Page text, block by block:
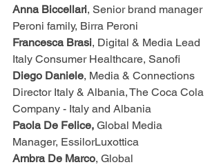
Anna Biccellari, Senior brand manager
Peroni family, Birra Peroni
Francesca Brasi, Digital & Media Lead
Italy Consumer Healthcare, Sanofi
Diego Daniele, Media & Connections
Director Italy & Albania, The Coca Cola
Company - Italy and Albania
Paola De Felice, Global Media
Manager, EssilorLuxottica
Ambra De Marco, Global